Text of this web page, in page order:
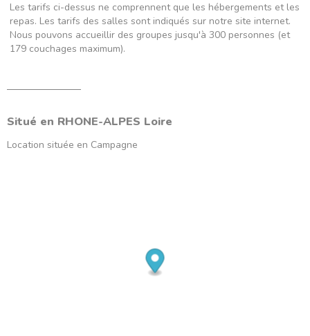
Les tarifs ci-dessus ne comprennent que les hébergements et les
repas. Les tarifs des salles sont indiqués sur notre site internet.
Nous pouvons accueillir des groupes jusqu'à 300 personnes (et
179 couchages maximum).
Situé en RHONE-ALPES Loire
Location située en Campagne